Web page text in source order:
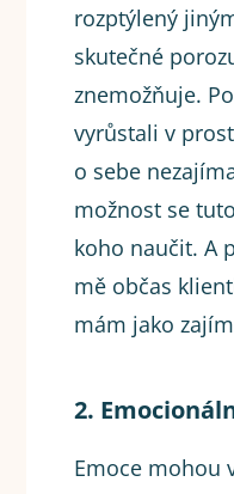
rozptýlený
skutečné
znemožňuje.
vyrůstali v
o sebe
možnost se
koho naučit. A
mě občas
mám jako
2.
Emoce mohou